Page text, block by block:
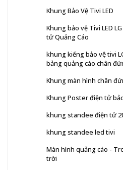
Khung Bảo Vệ Tivi LED
Khung bảo vệ Tivi LED
tử Quảng Cáo
khung kiếng bảo vệ tivi
bảng quảng cáo chân
Khung màn hình chân
Khung Poster điện tử
khung standee điện tử
khung standee led tivi
Màn hình quảng cáo -
trời